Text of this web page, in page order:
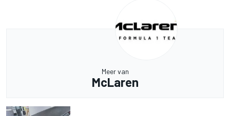
Meer van
McLaren